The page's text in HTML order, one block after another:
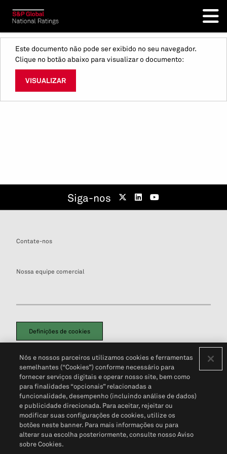
Este documento não pode ser exibido no seu navegador.
Clique no botão abaixo para visualizar o documento:
VISUALIZAR
Siga-nos
Contate-nos
Nossa equipe comercial
Definições de cookies
Política de PrivacidadePortal de privacidade do cliente (em inglês)
Não Venda Minhas Informações Pessoais© 2026 S&P Global
Nós e nossos parceiros utilizamos cookies e ferramentas
semelhantes (“Cookies”) conforme necessário para
fornecer serviços digitais e operar nosso site, bem como
para finalidades “opcionais” relacionadas a
funcionalidade, desempenho (incluindo análise de dados)
e publicidade direcionada. Para aceitar, rejeitar ou
modificar suas configurações de cookies, utilize os
botões neste banner. Para mais informações ou para
alterar sua escolha posteriormente, consulte nosso Aviso
sobre Cookies.